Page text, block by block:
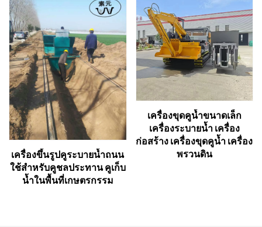
เครื่องขึ้นรูปคูระบายน้ำถนน
ใช้สำหรับคูชลประทาน คูเก็บ
น้ำในพื้นที่เกษตรกรรม
เครื่องขุดคูน้ำขนาดเล็ก
เครื่องระบายน้ำ เครื่อง
ก่อสร้าง เครื่องขุดคูน้ำ เครื่อง
พรวนดิน